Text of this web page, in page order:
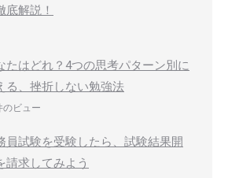
底解説！
たはどれ？4つの思考パターン別に
る、挫折しない勉強法
のビュー
員試験を受験したら、試験結果開
請求してみよう